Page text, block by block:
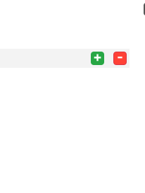
+ -